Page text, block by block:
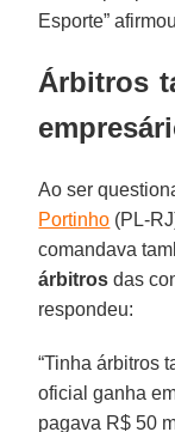
Esporte”
Árbitros
Ao ser
Portinho (PL-
comandava
árbitros das
respondeu:
“Tinha árbitros
oficial ganha
pagava R$ 50